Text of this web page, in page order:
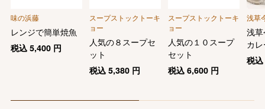
味の浜藤
レンジで簡単焼魚
税込 5,400円
スープストックトーキ
ョー
人気の８スープセ
ット
税込5,380 円
スープストックトーキ
ョー
人気の１０スープ
セット
税込6,600 円
浅草
浅
カ
ビ
個
税